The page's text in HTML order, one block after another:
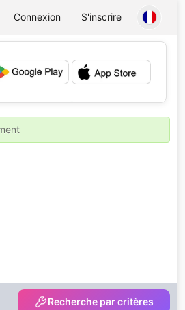
Connexion S'inscrire
💕
Recherche par critères